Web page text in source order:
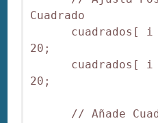
Cuadrado
cuadrados[
20;
cuadrados[
20;
// Añade